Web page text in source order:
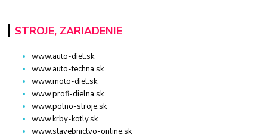
STROJE, ZARIADENIE
www.auto-diel.sk
www.auto-techna.sk
www.moto-diel.sk
www.profi-dielna.sk
www.polno-stroje.sk
www.krby-kotly.sk
www.stavebnictvo-online.sk